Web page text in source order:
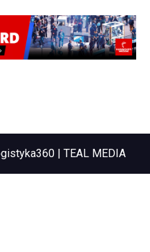
| TEAL MEDIA